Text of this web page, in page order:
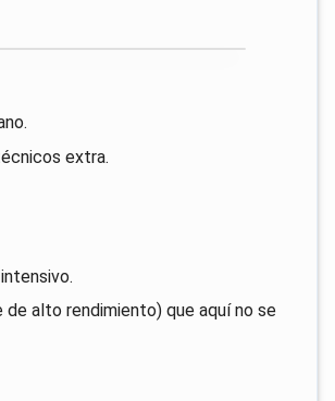
extra.
alto rendimiento) que aquí no se